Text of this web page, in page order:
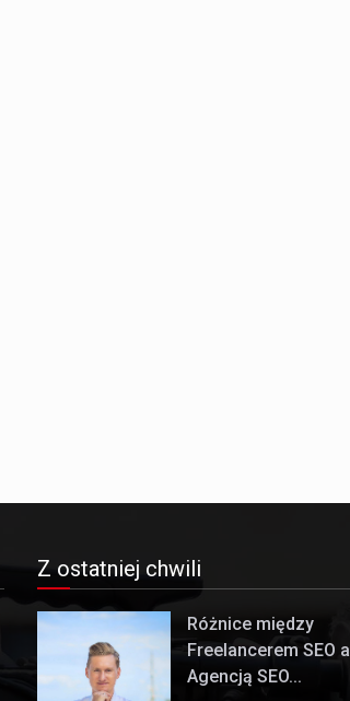
Z ostatniej chwili
Różnice między
Freelancerem SEO a
Agencją SEO...